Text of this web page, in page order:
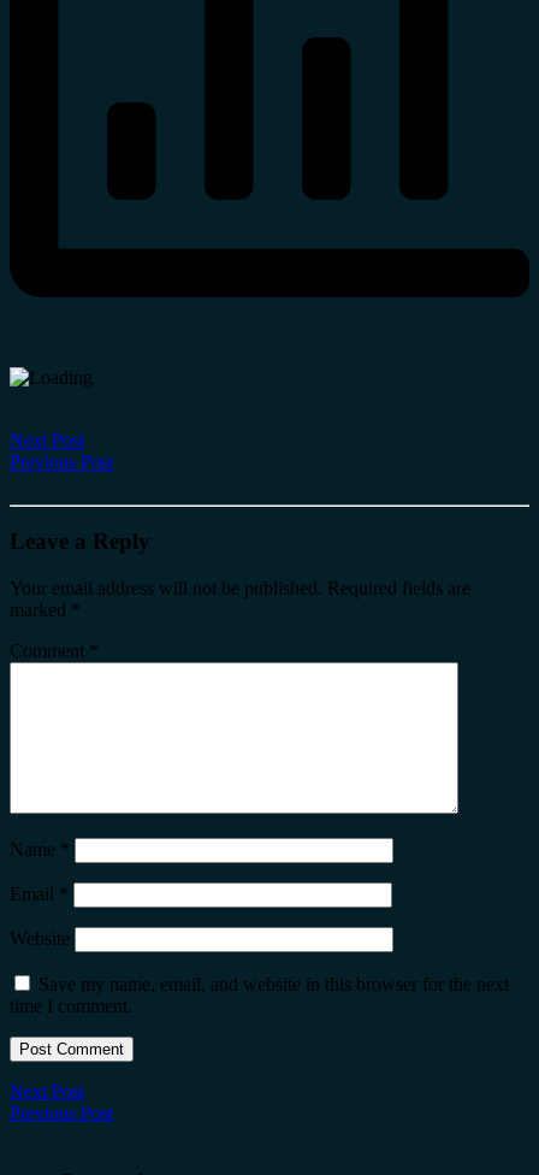
Next Post
Previous Post
Leave a Reply
Your email address will not be published. Required fields are
marked *
Comment *
Name *
Email *
Website
Save my name, email, and website in this browser for the next
time I comment.
Next Post
Previous Post